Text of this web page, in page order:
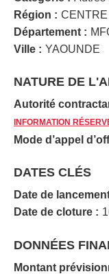
Région : CENTRE
Département :
Ville : YAOUNDE
NATURE DE
Autorité
INFORMATION
Mode d’appel
DATES CLÉS
Date de
Date de cloture :
DONNÉES
Montant